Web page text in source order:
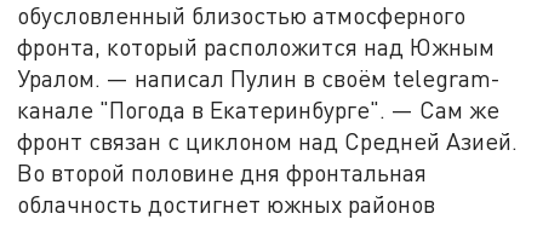
обусловленный близостью атмосферного
фронта, который расположится над Южным
Уралом. — написал Пулин в своём telegram-
канале "Погода в Екатеринбурге". — Сам же
фронт связан с циклоном над Средней Азией.
Во второй половине дня фронтальная
облачность достигнет южных районов